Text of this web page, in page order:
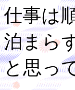
仕事は
泊まら
と思っ